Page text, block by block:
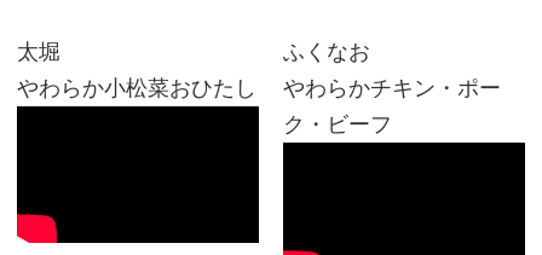
太堀
やわらか小松菜おひたし
ふくなお
やわらかチキン・ポー
ク・ビーフ